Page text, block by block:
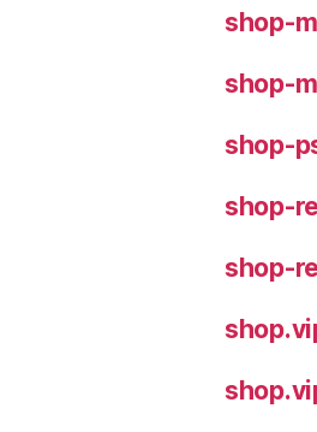
shop-
shop-
shop-
shop-
shop-